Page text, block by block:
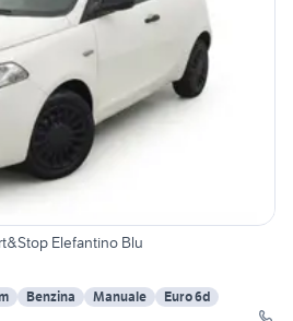
Elefantino Blu
Benzina Manuale
Euro 6d